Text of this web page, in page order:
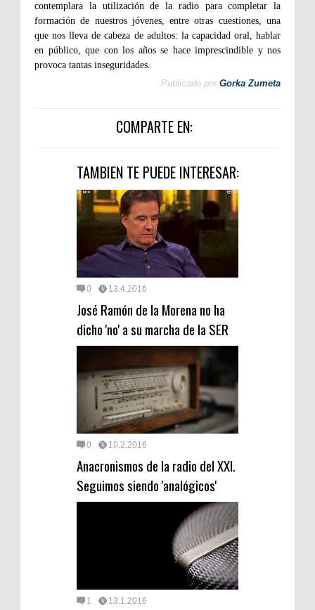
contemplara la utilización de la radio para completar la
formación de nuestros jóvenes, entre otras cuestiones, una
que nos lleva de cabeza de adultos: la capacidad oral, hablar
en público, que con los años se hace imprescindible y nos
provoca tantas inseguridades.
Publicado por Gorka Zumeta
COMPARTE EN:
TAMBIEN TE PUEDE INTERESAR:
0 13.4.2016
José Ramón de la Morena no ha
dicho 'no' a su marcha de la SER
0 10.2.2016
Anacronismos de la radio del XXI.
Seguimos siendo 'analógicos'
1 13.1.2016